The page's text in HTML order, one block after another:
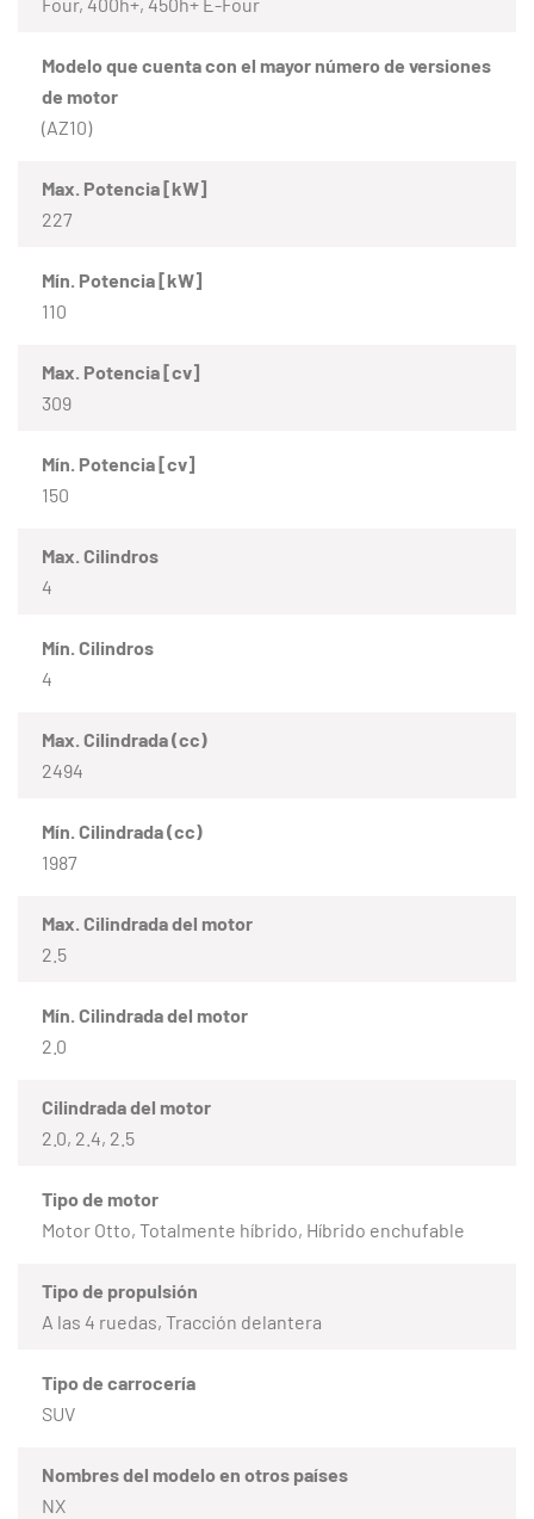
Modelo que cuenta con el mayor número de versiones
de motor
(AZ10)
Max. Potencia [kW]
227
Mín. Potencia [kW]
110
Max. Potencia [cv]
309
Mín. Potencia [cv]
150
Max. Cilindros
4
Mín. Cilindros
4
Max. Cilindrada (cc)
2494
Mín. Cilindrada (cc)
1987
Max. Cilindrada del motor
2.5
Mín. Cilindrada del motor
2.0
Cilindrada del motor
2.0, 2.4, 2.5
Tipo de motor
Motor Otto, Totalmente híbrido, Híbrido enchufable
Tipo de propulsión
A las 4 ruedas, Tracción delantera
Tipo de carrocería
SUV
Nombres del modelo en otros países
NX